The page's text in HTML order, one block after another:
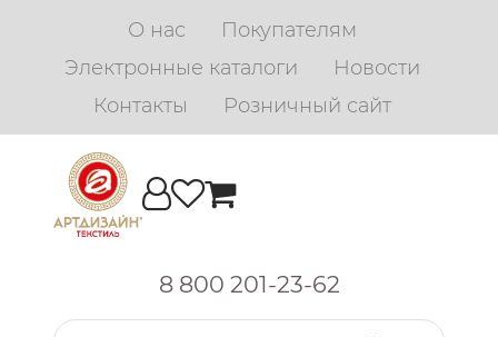
О нас
Покупателям
Электронные каталоги
Новости
Контакты
Розничный сайт
8 800 201-23-62